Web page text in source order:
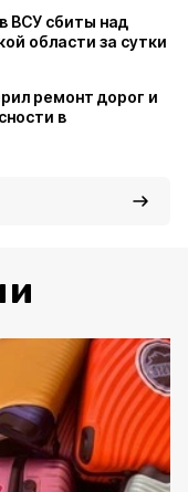
ВСУ сбиты над
области за сутки
ремонт дорог и
в